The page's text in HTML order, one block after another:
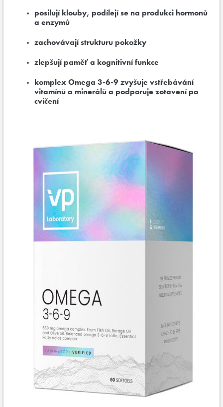
posilují klouby, podílejí se na produkci hormonů
a enzymů
zachovávají strukturu pokožky
zlepšují paměť a kognitivní funkce
komplex Omega 3-6-9 zvyšuje vstřebávání
vitamínů a minerálů a podporuje zotavení po
cvičení